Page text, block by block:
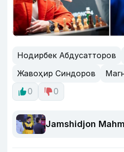
Нодирбек Абдусатторов
Жавоҳир Синдоров
0
0
Jamshidjon